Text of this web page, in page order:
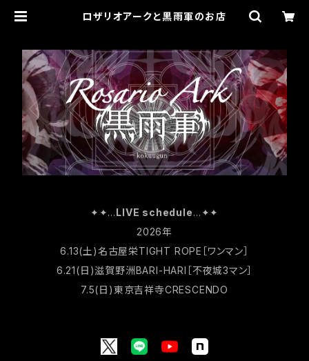
ロザリオアークと黒雨軍のお店
✦✦… LIVE schedule…✦✦
2026年
6.13(土)名古屋栄TIGHT ROPE［ワンマン］
6.21(日)滋賀野洲BARI-HARI［不夜城3マン］
7.5(日)東京吉祥寺CRESCENDO